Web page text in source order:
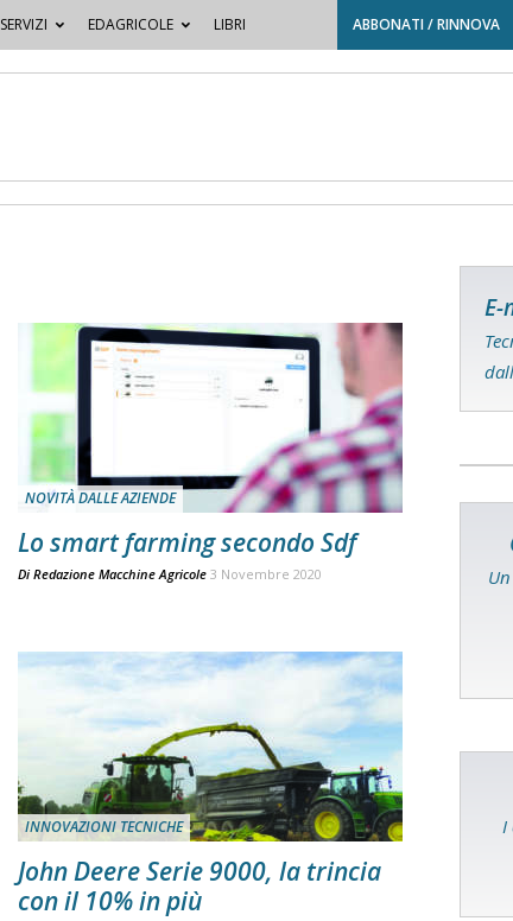
SERVIZI EDAGRICOLE LIBRI ABBONATI / RINNOVA
NOVITÀ DALLE AZIENDE
Lo smart farming secondo Sdf
Di Redazione Macchine Agricole 3 Novembre 2020
INNOVAZIONI TECNICHE
John Deere Serie 9000, la trincia
con il 10% in più
E-
I